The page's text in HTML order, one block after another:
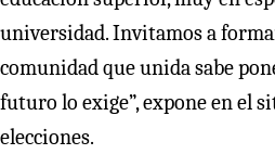
universidad. Invitamos a
comunidad que unida sabe
futuro lo exige”, expone en el
elecciones.